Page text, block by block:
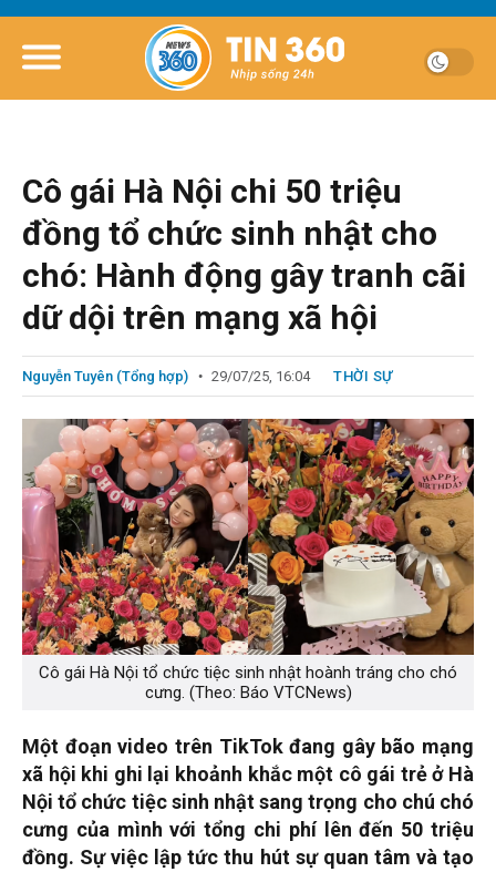
Cô gái Hà Nội chi 50 triệu
đồng tổ chức sinh nhật cho
chó: Hành động gây tranh cãi
dữ dội trên mạng xã hội
Nguyễn Tuyên (Tổng hợp) 29/07/25, 16:04 THỜI SỰ
Cô gái Hà Nội tổ chức tiệc sinh nhật hoành tráng cho chó
cưng. (Theo: Báo VTCNews)
Một đoạn video trên TikTok đang gây bão mạng
xã hội khi ghi lại khoảnh khắc một cô gái trẻ ở Hà
Nội tổ chức tiệc sinh nhật sang trọng cho chú chó
cưng của mình với tổng chi phí lên đến 50 triệu
đồng. Sự việc lập tức thu hút sự quan tâm và tạo